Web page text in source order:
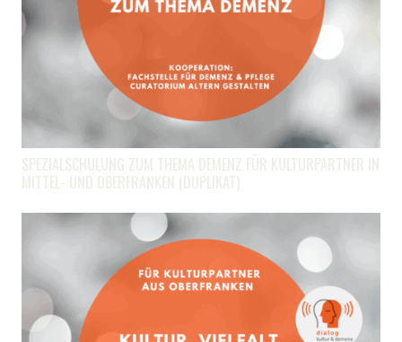
SPEZIALSCHULUNG ZUM THEMA DEMENZ FÜR KULTURPARTNER IN
MITTEL- UND OBERFRANKEN (DUPLIKAT)